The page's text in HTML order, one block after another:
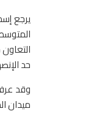
يرجع
حد
وقد
ميدان